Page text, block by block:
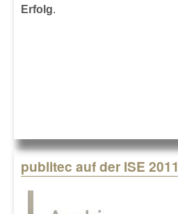
Erfolg.
publitec auf der ISE 2011